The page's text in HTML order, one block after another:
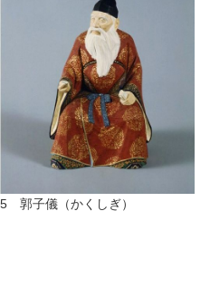
5 郭子儀（かくしぎ）